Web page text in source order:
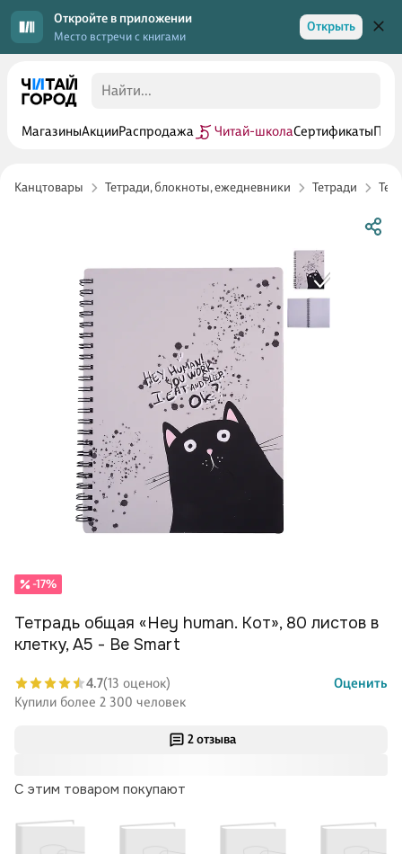
Откройте в приложении
Место встречи с книгами
Открыть
МагазиныАкцииРаспродажа Читай-школаСертификаты
Канцтовары Тетради, блокноты, ежедневники Тетради
2 отзыва
С этим товаром покупают
-17%
Тетрадь общая «Hey human. Кот», 80 листов в
клетку, А5 - Be Smart
4.7(13 оценок)
Оценить
Купили более 2 300 человек